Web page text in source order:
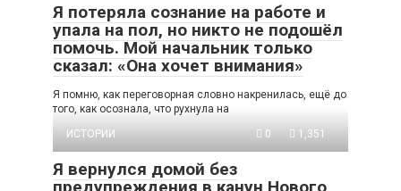
Я потеряла сознание на работе и
упала на пол, но никто не подошёл
помочь. Мой начальник только
сказал: «Она хочет внимания»
Я помню, как переговорная словно накренилась, ещё до
того, как осознала, что рухнула на
ИСТОРИИ
0 1,351
Я вернулся домой без